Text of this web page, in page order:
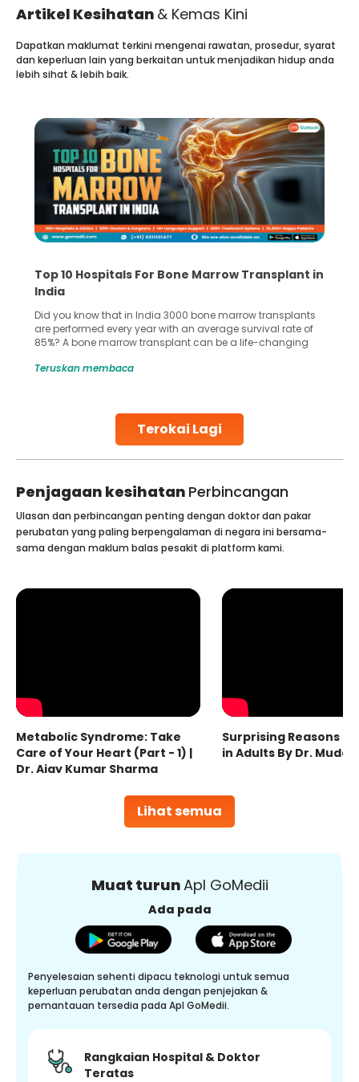
Artikel Kesihatan & Kemas Kini
Terokai Lagi
Dapatkan maklumat terkini mengenai rawatan, prosedur, syarat
dan keperluan lain yang berkaitan untuk menjadikan hidup anda
lebih sihat & lebih baik.
Top 10 Hospitals For Bone Marrow Transplant in
India
Did you know that in India 3000 bone marrow transplants
are performed every year with an average survival rate of
85%? A bone marrow transplant can be a life-changing
make all the difference. India has some of the world’s
Teruskan membaca
Penjagaan kesihatan Perbincangan
Lihat semua
Ulasan dan perbincangan penting dengan doktor dan pakar
perubatan yang paling berpengalaman di negara ini bersama-
sama dengan maklum balas pesakit di platform kami.
Metabolic Syndrome: Take
Care of Your Heart (Part - 1) |
Dr. Ajay Kumar Sharma
Surprising Reasons
in Adults By Dr.
Muat turunApl GoMedii
Ada pada
Penyelesaian sehenti dipacu teknologi untuk semua
keperluan perubatan anda dengan penjejakan &
pemantauan tersedia pada Apl GoMedii.
Rangkaian Hospital & Doktor
Teratas